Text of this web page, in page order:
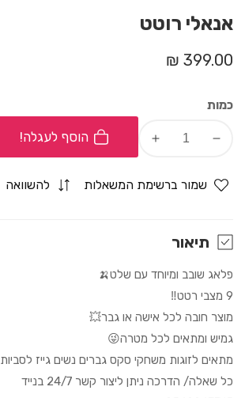
אנאלי רוטט
מחיר
399.00 ₪
כמות
Decrease
for
Increase
for
הוסף לעגלה!
שמור ברשימת המשאלות להשוואה
תיאור
פלאג שובב ומיוחד עם שלט🍌
9 מצבי רטט‼️
מוצר חובה לכל אישה או גבר💥
גמיש ומתאים לכל מטרה😜
מתאים לזוגות משחקי סקס גברים נשים גייז לסביות
כל שאלה/ הדרכה ניתן ליצור קשר 24/7 בנייד